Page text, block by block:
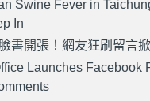
Swine Fever in
In
書開張！網友狂刷留言
Launches Facebook